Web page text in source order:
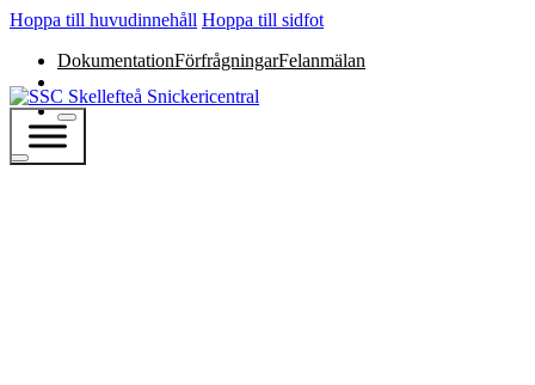
Hoppa till huvudinnehåll Hoppa till sidfot
DokumentationFörfrågningarFelanmälan